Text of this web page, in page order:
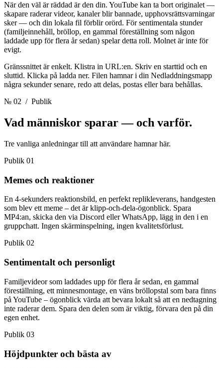
När den väl är räddad är den din. YouTube kan ta bort originalet —
skapare raderar videor, kanaler blir bannade, upphovsrättsvarningar
sker — och din lokala fil förblir orörd. För sentimentala stunder
(familjeinnehåll, bröllop, en gammal föreställning som någon
laddade upp för flera år sedan) spelar detta roll. Molnet är inte för
evigt.
Gränssnittet är enkelt. Klistra in URL:en. Skriv en starttid och en
sluttid. Klicka på ladda ner. Filen hamnar i din Nedladdningsmapp
några sekunder senare, redo att delas, postas eller bara behållas.
№ 02 / Publik
Vad människor sparar— och varför.
Tre vanliga anledningar till att användare hamnar här.
Publik 01
Memes och reaktioner
En 4-sekunders reaktionsbild, en perfekt replikleverans, handgesten
som blev ett meme – det är klipp-och-dela-ögonblick. Spara
MP4:an, skicka den via Discord eller WhatsApp, lägg in den i en
gruppchatt. Ingen skärminspelning, ingen kvalitetsförlust.
Publik 02
Sentimentalt och personligt
Familjevideor som laddades upp för flera år sedan, en gammal
föreställning, ett minnesmontage, en väns bröllopstal som bara finns
på YouTube – ögonblick värda att bevara lokalt så att en nedtagning
inte raderar dem. Spara den delen som är viktig, förvara den på din
egen enhet.
Publik 03
Höjdpunkter och bästa av